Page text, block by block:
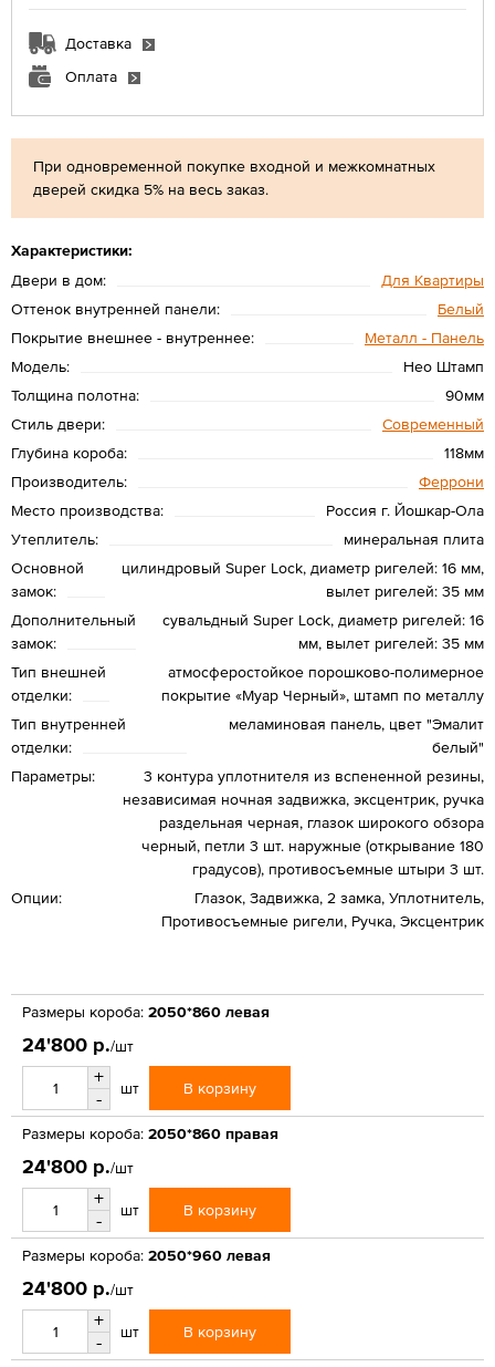
При одновременной покупке входной и межкомнатных
дверей скидка 5% на весь заказ.
Характеристики:
Двери в дом:
Для Квартиры
Оттенок внутренней панели:
Белый
Покрытие внешнее - внутреннее:
Металл - Панель
Модель:
Нео Штамп
Толщина полотна:
90мм
Стиль двери:
Современный
Глубина короба:
118мм
Производитель:
Феррони
Место производства:
Россия г. Йошкар-Ола
Утеплитель:
минеральная плита
Основной
замок:
цилиндровый Super Lock, диаметр ригелей: 16 мм,
вылет ригелей: 35 мм
Дополнительный
замок:
сувальдный Super Lock, диаметр ригелей: 16
мм, вылет ригелей: 35 мм
Тип внешней
отделки:
атмосферостойкое порошково-полимерное
покрытие «Муар Черный», штамп по металлу
Тип внутренней
отделки:
меламиновая панель, цвет "Эмалит
белый"
Параметры:
3 контура уплотнителя из вспененной резины,
независимая ночная задвижка, эксцентрик, ручка
раздельная черная, глазок широкого обзора
черный, петли 3 шт. наружные (открывание 180
градусов), противосъемные штыри 3 шт.
Опции:
Глазок, Задвижка, 2 замка, Уплотнитель,
Противосъемные ригели, Ручка, Эксцентрик
Доставка
Оплата
Размеры короба: 2050*860 левая
24'800 р./шт
+
-
шт В корзину
Размеры короба: 2050*860 правая
24'800 р./шт
+
-
шт В корзину
Размеры короба: 2050*960 левая
24'800 р./шт
+
-
шт В корзину